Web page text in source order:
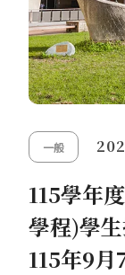
一般
115學年
學程)學
115年9